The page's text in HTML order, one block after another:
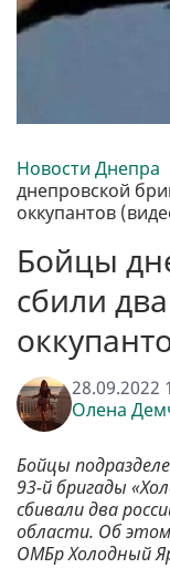
Новости Днепра
днепровской
оккупантов
Бойцы
сбили
28.09.2022
Олена
Бойцы
93-й бригады
сбивали два
области. Об
ОМБр Холодный